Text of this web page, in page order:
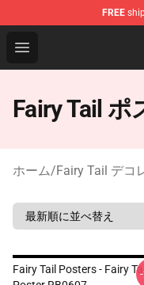
FREE
Open menu
Fairy Tail Store -
Fairy Tail ポ
ホーム/Fairy Tail デコ
Fairy Tail Posters - Fairy